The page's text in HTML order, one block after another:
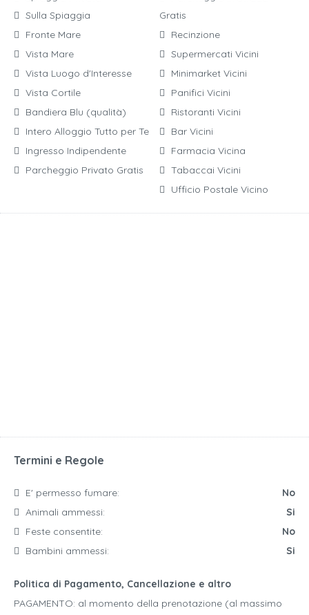
Sulla Spiaggia
Fronte Mare
Vista Mare
Vista Luogo d'Interesse
Vista Cortile
Bandiera Blu (qualità)
Intero Alloggio Tutto per Te
Ingresso Indipendente
Parcheggio Privato Gratis
Gratis
Recinzione
Supermercati Vicini
Minimarket Vicini
Panifici Vicini
Ristoranti Vicini
Bar Vicini
Farmacia Vicina
Tabaccai Vicini
Ufficio Postale Vicino
Termini e Regole
E' permesso fumare:
No
Animali ammessi:
Si
Feste consentite:
No
Bambini ammessi:
Si
Politica di Pagamento, Cancellazione e altro
PAGAMENTO: al momento della prenotazione (al massimo